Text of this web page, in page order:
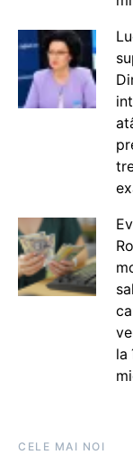
la
CELE MAI NOI